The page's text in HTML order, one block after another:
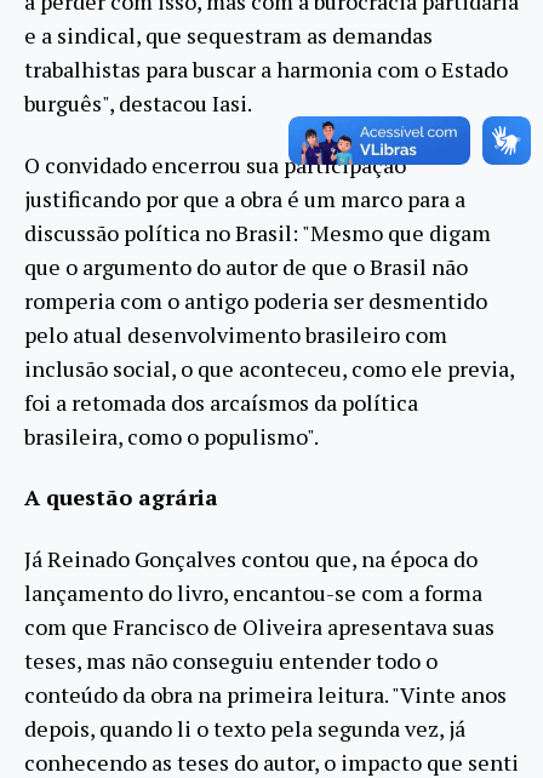
e a sindical, que sequestram as demandas
trabalhistas para buscar a harmonia com o Estado
burguês", destacou Iasi.
O convidado encerrou sua participação
justificando por que a obra é um marco para a
discussão política no Brasil: "Mesmo que digam
que o argumento do autor de que o Brasil não
romperia com o antigo poderia ser desmentido
pelo atual desenvolvimento brasileiro com
inclusão social, o que aconteceu, como ele previa,
foi a retomada dos arcaísmos da política
brasileira, como o populismo".
A questão agrária
Já Reinado Gonçalves contou que, na época do
lançamento do livro, encantou-se com a forma
com que Francisco de Oliveira apresentava suas
teses, mas não conseguiu entender todo o
conteúdo da obra na primeira leitura. "Vinte anos
depois, quando li o texto pela segunda vez, já
conhecendo as teses do autor, o impacto que senti